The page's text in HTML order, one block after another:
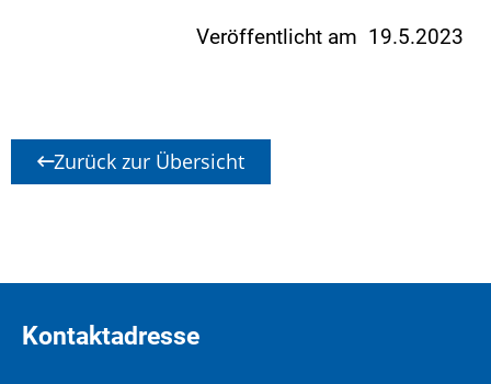
Veröffentlicht am 19.5.2023
Zurück zur Übersicht
Kontaktadresse